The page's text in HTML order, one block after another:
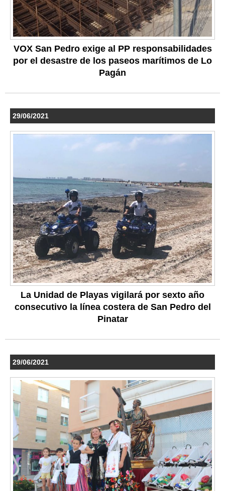
VOX San Pedro exige al PP responsabilidades
por el desastre de los paseos marítimos de Lo
Pagán
29/06/2021
La Unidad de Playas vigilará por sexto año
consecutivo la línea costera de San Pedro del
Pinatar
29/06/2021